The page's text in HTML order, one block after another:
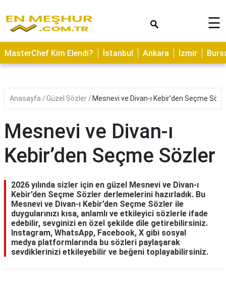
ASTROLOJİ
SAĞLIK
YERLER
BAKIMI
KAMP
ALANLARI
HAMİLELİK
KAPLICALAR
☰
MasterChef Kim Elendi? İstanbul Ankara İzmir
Anasayfa Güzel Sözler Mesnevi ve Divan-ı Kebir’den Seçme
Mesnevi ve Divan-ı
Kebir’den Seçme Sözler
2026 yılında sizler için en güzel Mesnevi ve Divan-ı
Kebir’den Seçme Sözler derlemelerini hazırladık. Bu
Mesnevi ve Divan-ı Kebir’den Seçme Sözler ile
duygularınızı kısa, anlamlı ve etkileyici sözlerle ifade
edebilir, sevginizi en özel şekilde dile getirebilirsiniz.
Instagram, WhatsApp, Facebook, X gibi sosyal
medya platformlarında bu sözleri paylaşarak
sevdiklerinizi etkileyebilir ve beğeni toplayabilirsiniz.